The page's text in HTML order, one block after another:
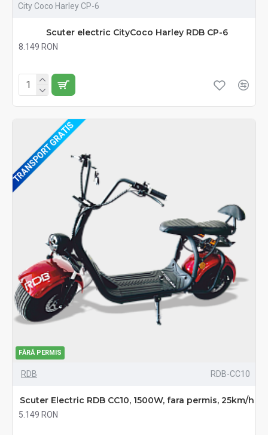
City Coco Harley CP-6
Scuter electric CityCoco Harley RDB CP-6
8.149 RON
FĂRĂ PERMIS
TRANSPORT GRATIS
RDB RDB-CC10
Scuter Electric RDB CC10, 1500W, fara permis, 25km/h
5.149 RON